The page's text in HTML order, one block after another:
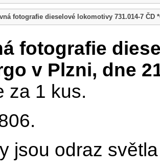
fotografie dieselové lokomotivy 731.014-7 ČD
fotografie
v Plzni, dne
za 1 kus.
jsou odraz